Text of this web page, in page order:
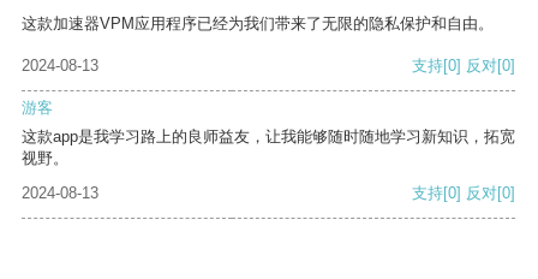
这款加速器VPM应用程序已经为我们带来了无限的隐私保护和自由。
2024-08-13 支持[0] 反对[0]
游客
这款app是我学习路上的良师益友，让我能够随时随地学习新知识，拓宽
视野。
2024-08-13
支持[0] 反对[0]